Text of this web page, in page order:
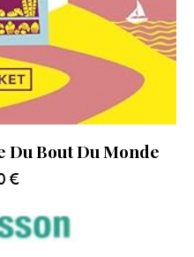
Du Bout Du Monde
€